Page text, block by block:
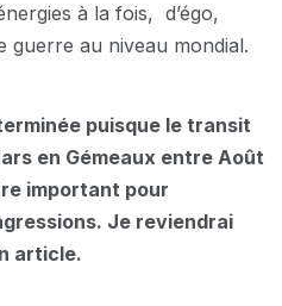
à la fois, d’égo,
guerre au niveau mondial.
puisque le transit
en Gémeaux entre Août
important pour
Je reviendrai
article.